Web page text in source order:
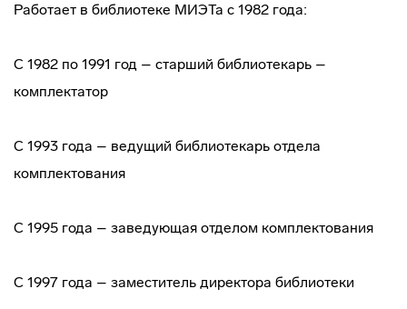
Работает в библиотеке МИЭТа с 1982 года:
С 1982 по 1991 год – старший библиотекарь –
комплектатор
С 1993 года – ведущий библиотекарь отдела
комплектования
С 1995 года – заведующая отделом комплектования
С 1997 года – заместитель директора библиотеки